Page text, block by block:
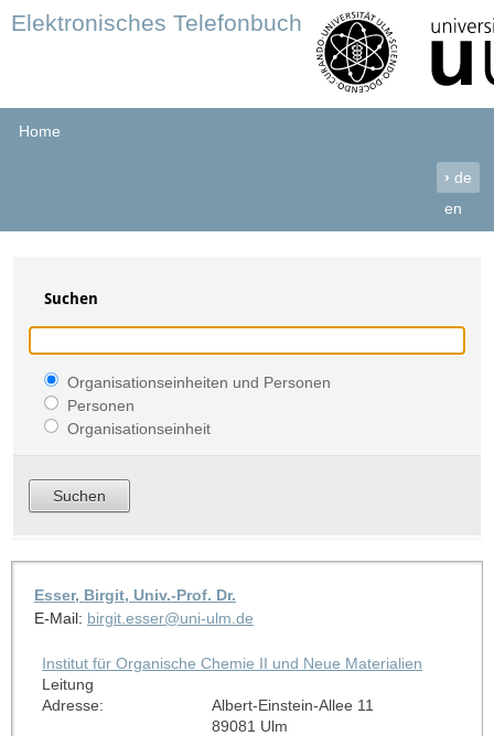
Elektronisches Telefonbuch
Home
› de
en
Suchen
Organisationseinheiten und Personen
Personen
Organisationseinheit
Esser, Birgit, Univ.-Prof. Dr.
E-Mail: birgit.esser@uni-ulm.de
Institut für Organische Chemie II und Neue Materialien
Leitung
Adresse:
Albert-Einstein-Allee 11
89081 Ulm